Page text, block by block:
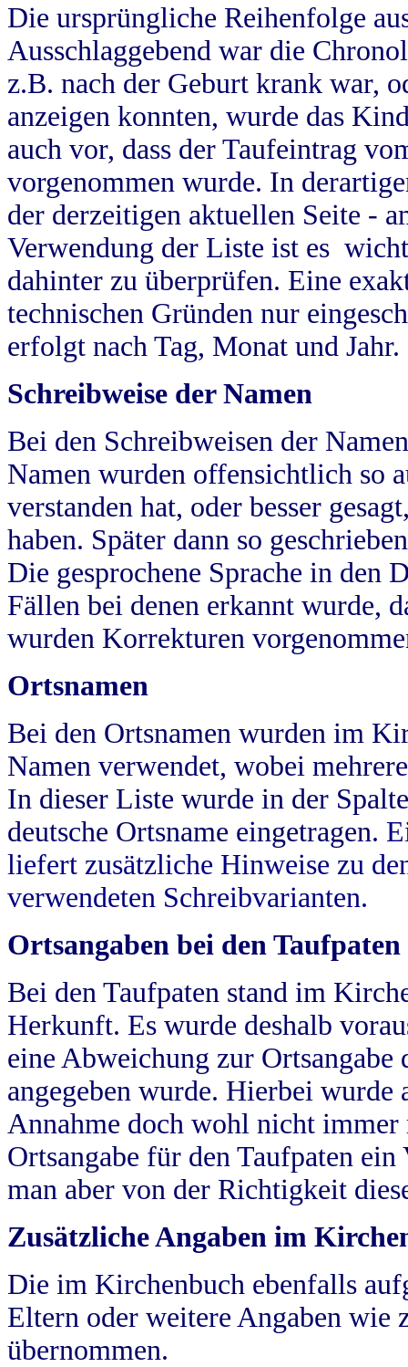
Die ursprüngliche Reihenfolge
Ausschlaggebend war die
z.B. nach der Geburt krank war,
anzeigen konnten, wurde das
auch vor, dass der Taufeintrag
vorgenommen wurde. In
der derzeitigen aktuellen Seite -
Verwendung der Liste ist es
dahinter zu überprüfen. Eine
technischen Gründen nur
erfolgt nach Tag, Monat und Jahr.
Schreibweise der Namen
Bei den Schreibweisen der
Namen wurden offensichtlich so
verstanden hat, oder besser
haben. Später dann so
Die gesprochene Sprache in
Fällen bei denen erkannt wurde,
wurden Korrekturen
Ortsnamen
Bei den Ortsnamen wurden im
Namen verwendet, wobei
In dieser Liste wurde in der
deutsche Ortsname eingetragen.
liefert zusätzliche Hinweise zu
verwendeten Schreibvarianten.
Ortsangaben bei den Taufpaten
Bei den Taufpaten stand im
Herkunft. Es wurde deshalb
eine Abweichung zur
angegeben wurde. Hierbei wurde
Annahme doch wohl nicht
Ortsangabe für den Taufpaten
man aber von der Richtigkeit
Zusätzliche Angaben im
Die im Kirchenbuch ebenfalls
Eltern oder weitere Angaben wie
übernommen.